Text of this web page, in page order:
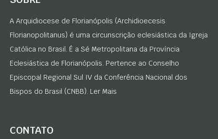
A Arquidiocese de Florianópolis (Archidioecesis
Florianopolitanus) é uma circunscrição eclesiástica da Igreja
Católica no Brasil. É a Sé Metropolitana da Província
Eclesiástica de Florianópolis. Pertence ao Conselho
Episcopal Regional Sul IV da Conferência Nacional dos
Bispos do Brasil (CNBB). Ler Mais
CONTATO